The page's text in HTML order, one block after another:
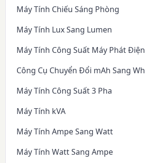
Máy Tính Chiếu Sáng Phòng
Máy Tính Lux Sang Lumen
Máy Tính Công Suất Máy Phát Điện
Công Cụ Chuyển Đổi mAh Sang Wh
Máy Tính Công Suất 3 Pha
Máy Tính kVA
Máy Tính Ampe Sang Watt
Máy Tính Watt Sang Ampe